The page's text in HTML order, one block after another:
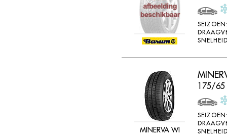
MINERVA WI
175/65